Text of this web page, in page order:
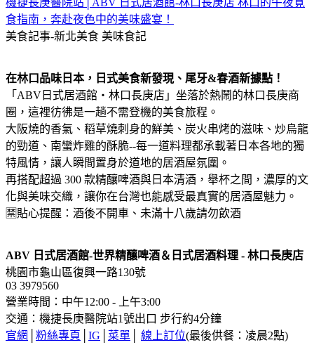
機捷長庚醫院站│ABV 日式居酒館-林口長庚店 林口的午夜覓
食指南，奔赴夜色中的美味盛宴！
美食記事-新北美食 美味食記
在林口品味日本，日式美食新發現、尾牙&春酒新據點！
「ABV日式居酒館・林口長庚店」坐落於熱鬧的林口長庚商
圈，這裡彷彿是一趟不需登機的美食旅程。
大阪燒的香氣、稻草燒刺身的鮮美、炭火串烤的滋味、炒烏龍
的勁道、南蠻炸雞的酥脆--每一道料理都承載著日本各地的獨
特風情，讓人瞬間置身於道地的居酒屋氛圍。
再搭配超過 300 款精釀啤酒與日本清酒，舉杯之間，濃厚的文
化與美味交織，讓你在台灣也能感受最真實的居酒屋魅力。
🈲貼心提醒：酒後不開車、未滿十八歲請勿飲酒
ABV 日式居酒館-世界精釀啤酒＆日式居酒料理 - 林口長庚店
桃園市龜山區復興一路130號
03 3979560
營業時間：中午12:00 - 上午3:00
交通：機捷長庚醫院站1號出口 步行約4分鐘
官網
粉絲專頁 IG 菜單 線上訂位(最後供餐：凌晨2點)